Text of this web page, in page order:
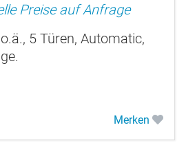
Preise auf Anfrage
5 Türen, Automatic,
Merken